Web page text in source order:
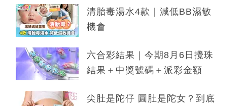
清胎毒湯水4款｜減低BB濕敏
機會
六合彩結果｜今期8月6日攪珠
結果＋中獎號碼＋派彩金額
尖肚是陀仔 圓肚是陀女？到底